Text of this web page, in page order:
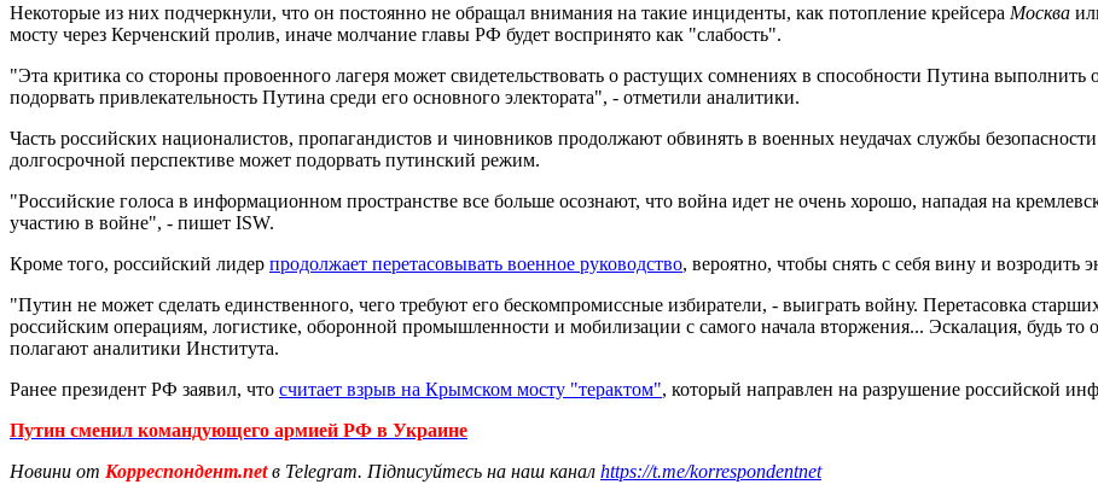
Некоторые из них подчеркнули, что он постоянно не обращал внимания на такие инциденты, как потопление крейсера Москва
мосту через Керченский пролив, иначе молчание главы РФ будет воспринято как "слабость".
"Эта критика со стороны провоенного лагеря может свидетельствовать о растущих сомнениях в способности Путина
подорвать привлекательность Путина среди его основного электората", - отметили аналитики.
Часть российских националистов, пропагандистов и чиновников продолжают обвинять в военных неудачах службы
долгосрочной перспективе может подорвать путинский режим.
"Российские голоса в информационном пространстве все больше осознают, что война идет не очень хорошо, нападая на
участию в войне", - пишет ISW.
Кроме того, российский лидер продолжает перетасовывать военное руководство, вероятно, чтобы снять с себя вину и возродить
"Путин не может сделать единственного, чего требуют его бескомпромиссные избиратели, - выиграть войну. Перетасовка
российским операциям, логистике, оборонной промышленности и мобилизации с самого начала вторжения... Эскалация, будь
полагают аналитики Института.
Ранее президент РФ заявил, что считает взрыв на Крымском мосту "терактом", который направлен на разрушение российской
Путин сменил командующего армией РФ в Украине
Новини от Корреспондент.netв Telegram. Підписуйтесь на наш канал https://t.me/korrespondentnet